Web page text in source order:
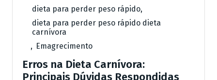
dieta para perder peso rápido,
dieta para perder peso rápido dieta
carnívora
, Emagrecimento
Erros na Dieta Carnívora:
Principais Dúvidas Respondidas